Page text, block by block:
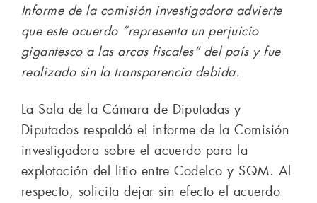
Informe de la comisión investigadora advierte
que este acuerdo “representa un perjuicio
gigantesco a las arcas fiscales” del país y fue
realizado sin la transparencia debida.
La Sala de la Cámara de Diputadas y
Diputados respaldó el informe de la Comisión
investigadora sobre el acuerdo para la
explotación del litio entre Codelco y SQM. Al
respecto, solicita dejar sin efecto el acuerdo